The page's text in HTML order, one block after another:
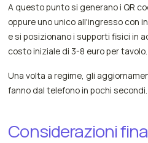
A questo punto si generano i QR
oppure uno unico all'ingresso con
e si posizionano i supporti fisici in
costo iniziale di 3-8 euro per tavolo.
Una volta a regime, gli
fanno dal telefono in pochi secondi.
Considerazioni